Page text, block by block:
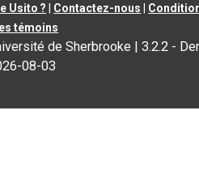
Usito ? Contactez-nous
témoins
de Sherbrooke |3.2.2 -
08-03